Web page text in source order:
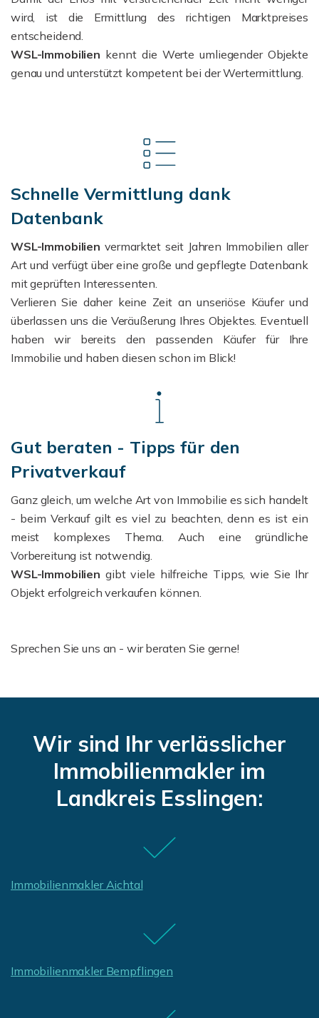
wird, ist die Ermittlung des richtigen Marktpreises
entscheidend.
WSL-Immobilien kennt die Werte umliegender Objekte
genau und unterstützt kompetent bei der Wertermittlung.
Schnelle Vermittlung dank
Datenbank
WSL-Immobilien vermarktet seit Jahren Immobilien aller
Art und verfügt über eine große und gepflegte Datenbank
mit geprüften Interessenten.
Verlieren Sie daher keine Zeit an unseriöse Käufer und
überlassen uns die Veräußerung Ihres Objektes. Eventuell
haben wir bereits den passenden Käufer für Ihre
Immobilie und haben diesen schon im Blick!
Gut beraten - Tipps für den
Privatverkauf
Ganz gleich, um welche Art von Immobilie es sich handelt
- beim Verkauf gilt es viel zu beachten, denn es ist ein
meist komplexes Thema. Auch eine gründliche
Vorbereitung ist notwendig.
WSL-Immobilien gibt viele hilfreiche Tipps, wie Sie Ihr
Objekt erfolgreich verkaufen können.
Sprechen Sie uns an - wir beraten Sie gerne!
Wir sind Ihr verlässlicher
Immobilienmakler im
Landkreis Esslingen:
Immobilienmakler Aichtal
Immobilienmakler Bempflingen